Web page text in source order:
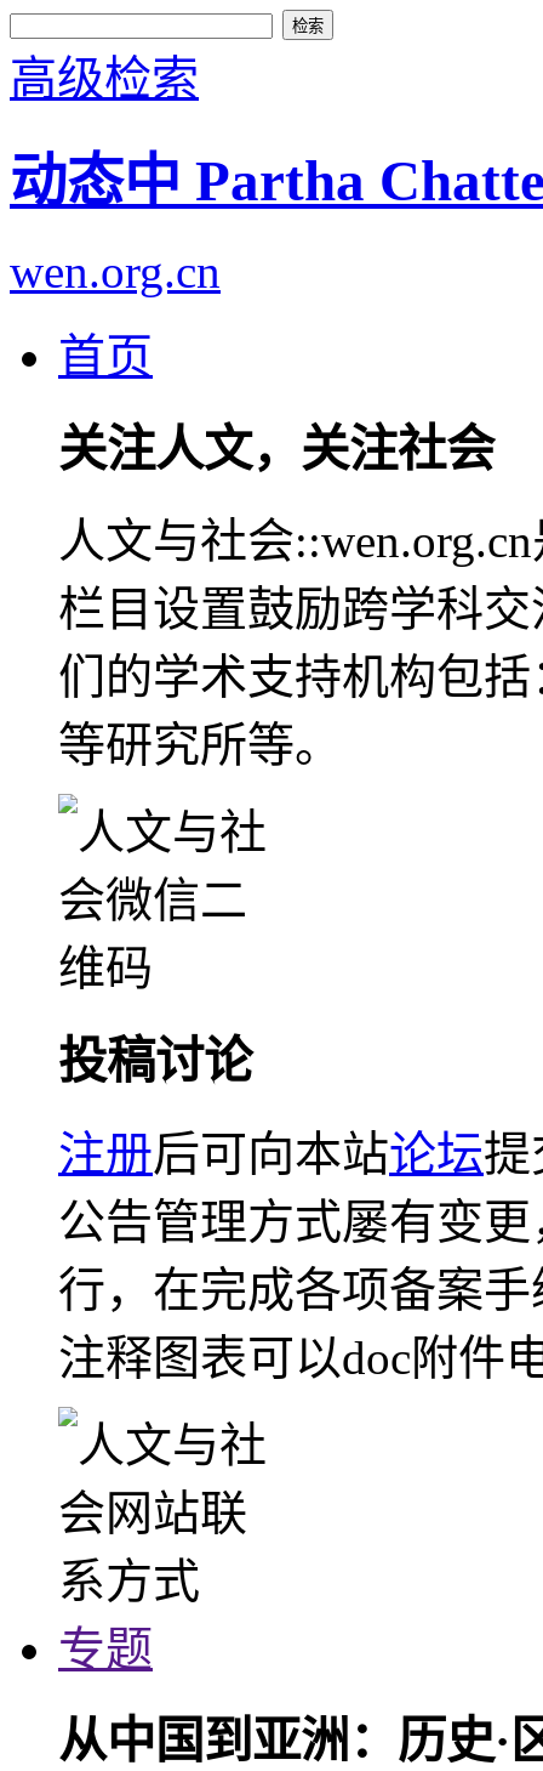
高级检索
动态中 Partha
wen.org.cn
首页
关注人文，关注社会
人文与社会
栏目设置鼓励跨学科
们的学术支持机构包
等研究所等。
投稿讨论
注册后可向本站论坛提
公告管理方式屡有变
行，在完成各项备案
注释图表可以doc附件
专题
从中国到亚洲：历史·